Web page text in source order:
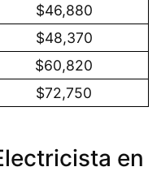
$46,880
$48,370
$60,820
$72,750
en